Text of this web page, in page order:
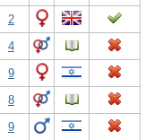
2
4
9
8
9